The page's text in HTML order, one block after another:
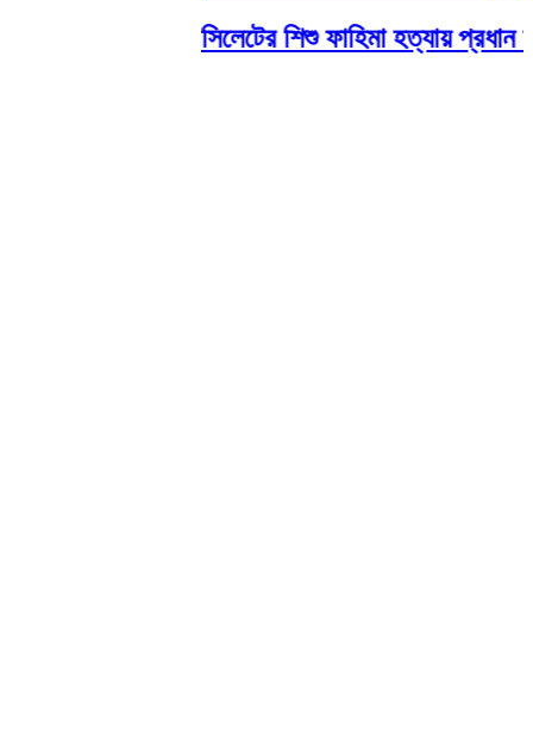
সিলেটের শিশু ফাহিমা হত্যায় প্রধান